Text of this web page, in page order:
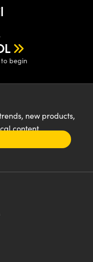
begin
new products,
content